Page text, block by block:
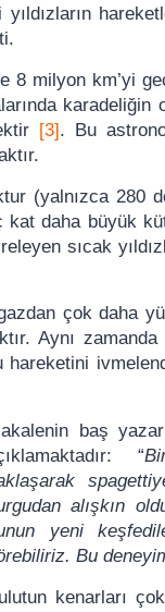
8 milyon km’yi
[3]. Bu
(yalnızca 280
kat daha büyük
sıcak
çok daha
Aynı
baş
“
alışkın
yeni
Bu
kenarları